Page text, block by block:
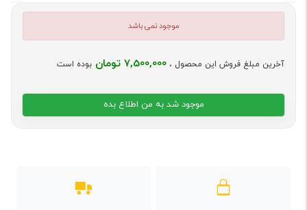
موجود نمی باشد
آخرین مبلغ فروش این محصول ، 7,500,000 تومان بوده است
موجود شد به من اطلاع بده